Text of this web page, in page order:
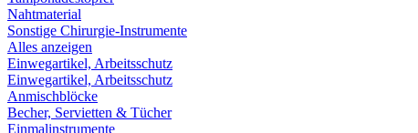
Nahtmaterial
Sonstige Chirurgie-Instrumente
Alles anzeigen
Einwegartikel, Arbeitsschutz
Einwegartikel, Arbeitsschutz
Anmischblöcke
Becher, Servietten & Tücher
Einmalinstrumente